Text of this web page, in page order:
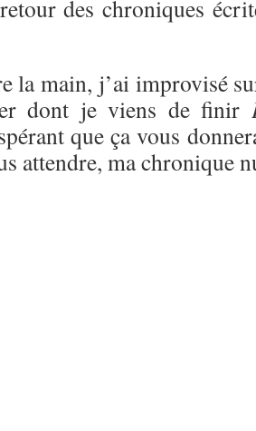
des chroniques
la main, j’ai improvisé
dont je viens de finir
que ça vous
attendre, ma chronique